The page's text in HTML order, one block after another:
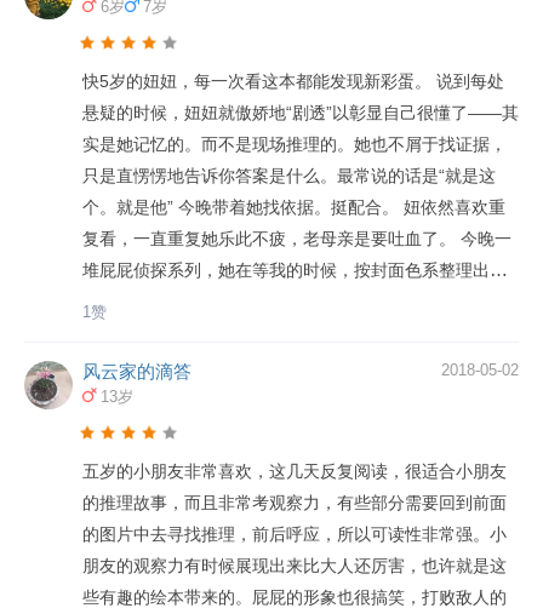
6岁 7岁
快5岁的妞妞，每一次看这本都能发现新彩蛋。 说到每处
悬疑的时候，妞妞就傲娇地“剧透”以彰显自己很懂了——其
实是她记忆的。而不是现场推理的。她也不屑于找证据，
只是直愣愣地告诉你答案是什么。最常说的话是“就是这
个。就是他” 今晚带着她找依据。挺配合。 妞依然喜欢重
复看，一直重复她乐此不疲，老母亲是要吐血了。 今晚一
堆屁屁侦探系列，她在等我的时候，按封面色系整理出了
红橙黄绿青蓝紫。妙
1赞
风云家的滴答
13岁
2018-05-02
五岁的小朋友非常喜欢，这几天反复阅读，很适合小朋友
的推理故事，而且非常考观察力，有些部分需要回到前面
的图片中去寻找推理，前后呼应，所以可读性非常强。小
朋友的观察力有时候展现出来比大人还厉害，也许就是这
些有趣的绘本带来的。屁屁的形象也很搞笑，打败敌人的